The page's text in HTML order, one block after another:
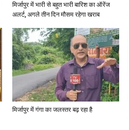
मिर्जापुर में भारी से बहुत भारी बारिश का ऑरेंज
अलर्ट, अगले तीन दिन मौसम रहेगा खराब
मिर्जापुर में गंगा का जलस्तर बढ़ रहा है